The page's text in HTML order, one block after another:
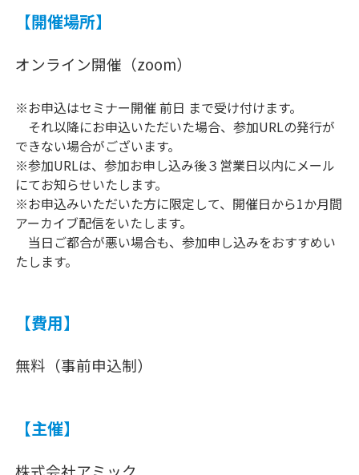
【開催場所】
オンライン開催（zoom）
※お申込はセミナー開催 前日 まで受け付けます。
それ以降にお申込いただいた場合、参加URLの発行が
できない場合がございます。
※参加URLは、参加お申し込み後３営業日以内にメール
にてお知らせいたします。
※お申込みいただいた方に限定して、開催日から1か月間
アーカイブ配信をいたします。
当日ご都合が悪い場合も、参加申し込みをおすすめい
たします。
【費用】
無料（事前申込制）
【主催】